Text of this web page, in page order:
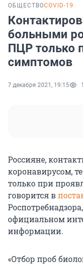
ОБЩЕСТВОCOVID-19
больными
ПЦР только
симптомов
7 декабря 2021, 19:15
Россияне,
коронавирусом,
только при
говорится в
официальном
информации.
«Отбор проб